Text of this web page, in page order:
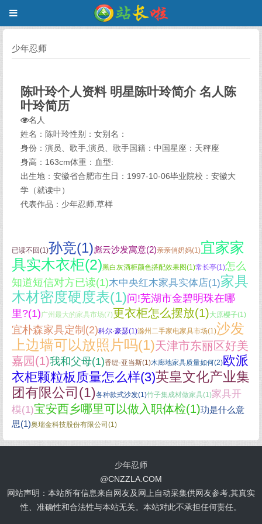
少年忍师
陈叶玲个人资料 明星陈叶玲简介 名人陈
叶玲简历
名人
姓名：陈叶玲性别：女别名：
身份：演员、歌手,演员、歌手国籍：中国星座：天秤座
身高：163cm体重：血型:
出生地：安徽省合肥市生日：1997-10-06毕业院校：安徽大
学（就读中）
代表作品：少年忍师,草样
已读不回(1)孙竞(1)彪云沙发寓意(2)亲亲俏奶妈(1)宜家家
具实木衣柜(2)黑白灰酒柜颜色搭配效果图(1)常长亭(1)怎么
知道短信对方已读(1)木中央红木家具实体店(1)家具
木材密度硬度表(1)问!芜湖市金碧明珠在哪
里?(1)广州最大的家具市场(7)更衣柜怎么摆放(1)大原樱子(1)
宜朴森家具定制(2)科尔·豪瑟(1)滁州二手家电家具市场(1)沙发
上边墙可以放照片吗(1)天津市东丽区好美
嘉园(1)我和父母(1)香缇·亚当斯(1)木廊地家具质量如何(2)欧派
衣柜颗粒板质量怎么样(3)英皇文化产业集
团有限公司(1)各种款式沙发(1)竹子集成材做家具(1)家具开
模(1)宝安西乡哪里可以做入职体检(1)玏是什么意
思(1)奥瑞金科技股份有限公司(1)
少年忍师
@CNZZLA.COM
网站声明：本站所有信息来自网友及网上自动采集供网友参考,其真实
性、准确性和合法性与本站无关。本站对此不承担任何责任。